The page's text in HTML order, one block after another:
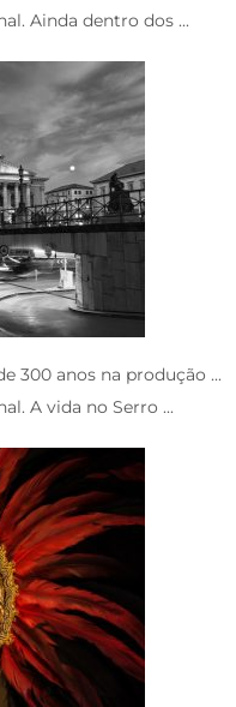
Ainda dentro dos ...
300 anos na produção ...
A vida no Serro ...